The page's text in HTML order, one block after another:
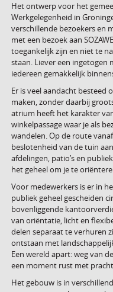
Het ontwerp voor het
Werkgelegenheid in
verschillende bezoekers en
met een bezoek aan
toegankelijk zijn en niet te
staan. Liever een
iedereen gemakkelijk
Er is veel aandacht
maken, zonder daarbij
atrium heeft het karakter
winkelpassage waar je als
wandelen. Op de route
beslotenheid van de tuin
afdelingen, patio’s en
het geheel om je te
Voor medewerkers is er in
publiek geheel gescheiden
bovenliggende
van oriëntatie, licht en
delen separaat te verhuren
ontstaan met
Een wereld apart: weg van
een moment rust met
Het gebouw is in